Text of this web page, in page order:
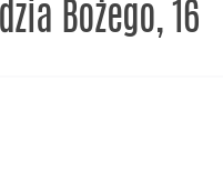
Bożego, 16